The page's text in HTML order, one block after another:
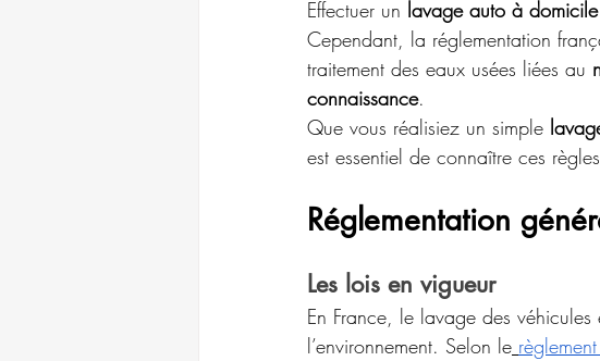
Effectuer un lavage auto à domicile
Cependant, la réglementation
traitement des eaux usées liées au
connaissance.
Que vous réalisiez un simple
est essentiel de connaître ces
Réglementation
Les lois en vigueur
En France, le lavage des
l’environnement. Selon le